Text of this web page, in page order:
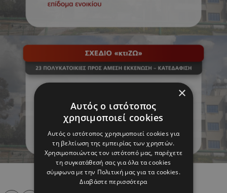
×
Αυτός ο ιστότοπος
χρησιμοποιεί cookies
Αυτός ο ιστότοπος χρησιμοποιεί cookies για
τη βελτίωση της εμπειρίας των χρηστών.
Χρησιμοποιώντας τον ιστότοπό μας, παρέχετε
τη συγκατάθεσή σας για όλα τα cookies
σύμφωνα με την Πολιτική μας για τα cookies.
Διαβάστε περισσότερα